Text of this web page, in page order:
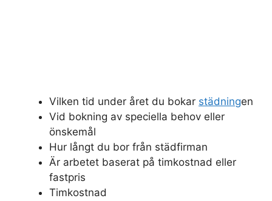
Vilken tid under året du bokar städningen
Vid bokning av speciella behov eller
önskemål
Hur långt du bor från städfirman
Är arbetet baserat på timkostnad eller
fastpris
Timkostnad